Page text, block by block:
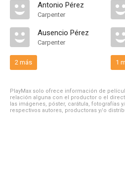
Antonio Pérez
Carpenter
Ausencio Pérez
Carpenter
2 más 1
PlayMax solo ofrece información de
relación alguna con el productor o el
las imágenes, póster, carátula, fotografías
respectivos autores, productoras y/o